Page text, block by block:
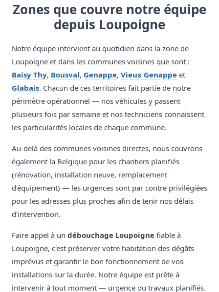
Zones que couvre notre équipe
depuis Loupoigne
Notre équipe intervient au quotidien dans la zone de
Loupoigne et dans les communes voisines que sont :
Baisy Thy, Bousval, Genappe, Vieux Genappe et
Glabais. Chacun de ces territoires fait partie de notre
périmètre opérationnel — nos véhicules y passent
plusieurs fois par semaine et nos techniciens connaissent
les particularités locales de chaque commune.
Au-delà des communes voisines directes, nous couvrons
également la Belgique pour les chantiers planifiés
(rénovation, installation neuve, remplacement
d'équipement) — les urgences sont par contre privilégiées
pour les adresses plus proches afin de tenir nos délais
d'intervention.
Faire appel à un débouchage Loupoigne fiable à
Loupoigne, c'est préserver votre habitation des dégâts
imprévus et garantir le bon fonctionnement de vos
installations sur la durée. Notre équipe est prête à
intervenir à tout moment — urgence ou travaux planifiés.